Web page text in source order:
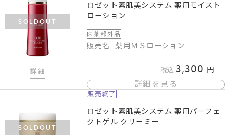
SOLDOUT
詳細
ロゼット素肌美システム 薬用モイスト
ローション
医薬部外品
販売名: 薬用ＭＳローション
税込 3,300
詳細を見る
SOLDOUT
販売終了
ロゼット素肌美システム 薬用パーフェ
クトゲル クリーミー